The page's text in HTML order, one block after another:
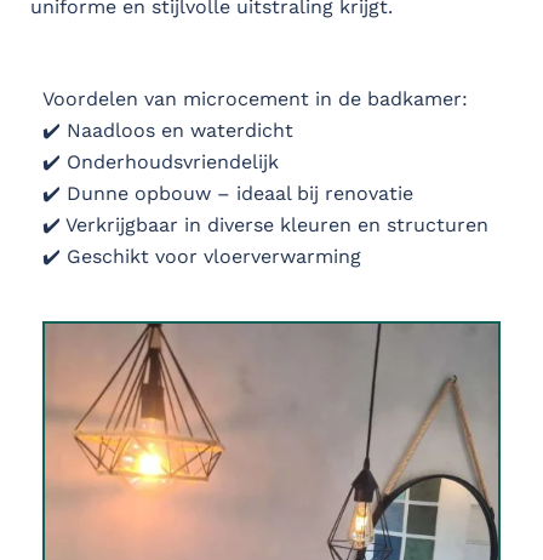
uniforme en stijlvolle uitstraling krijgt.
Voordelen van microcement in de badkamer:
✔️ Naadloos en waterdicht
✔️ Onderhoudsvriendelijk
✔️ Dunne opbouw – ideaal bij renovatie
✔️ Verkrijgbaar in diverse kleuren en structuren
✔️ Geschikt voor vloerverwarming